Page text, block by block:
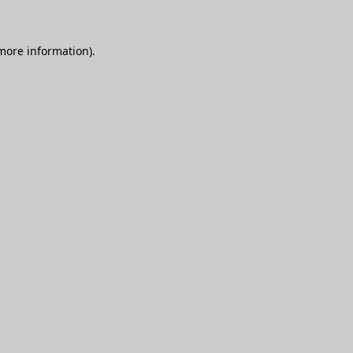
information).